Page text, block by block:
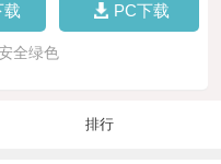
载 PC下载
全绿色
排行